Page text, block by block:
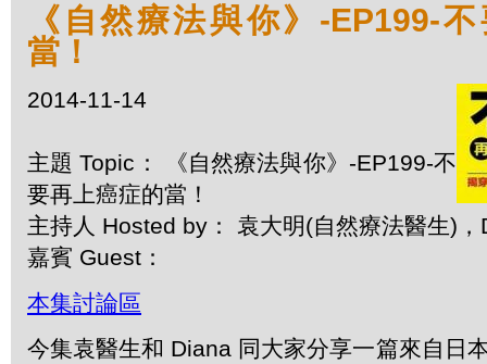
《自然療法與你》-EP199-
當！
2014-11-14
主題 Topic： 《自然療法與你》-EP199-不
要再上癌症的當！
主持人 Hosted by： 袁大明(自然療法醫生)，
嘉賓 Guest：
本集討論區
今集袁醫生和 Diana 同大家分享一篇來自日